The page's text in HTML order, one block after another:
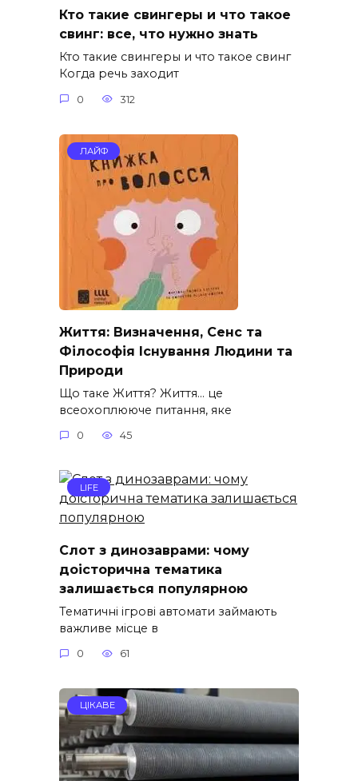
Кто такие свингеры и что такое
свинг: все, что нужно знать
Кто такие свингеры и что такое свинг
Когда речь заходит
0 312
ЛАЙФ
Життя: Визначення, Сенс та
Філософія Існування Людини та
Природи
Що таке Життя? Життя… це
всеохоплююче питання, яке
0 45
LIFE
Слот з динозаврами: чому
доісторична тематика
залишається популярною
Тематичні ігрові автомати займають
важливе місце в
0 61
ЦІКАВЕ